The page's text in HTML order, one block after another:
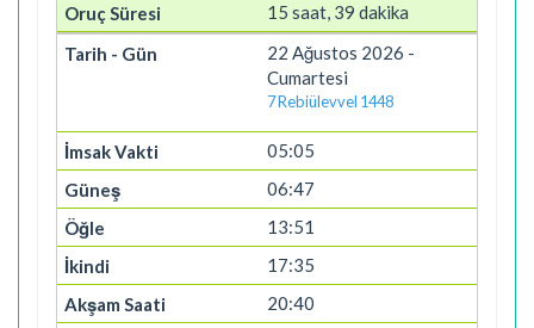
15 saat, 39 dakika
22 Ağustos 2026 -
Cumartesi
7 Rebiülevvel 1448
05:05
06:47
13:51
17:35
20:40